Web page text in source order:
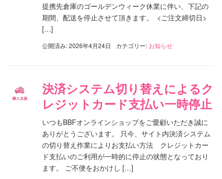
提携先倉庫のゴールデンウィーク休業に伴い、下記の
期間、配送を停止させて頂きます。 <ご注文締切日>
[…]
公開済み: 2026年4月24日 カテゴリー: お知らせ
決済システム切り替えによるク
レジットカード支払い一時停止
いつもBBFオンラインショップをご愛顧いただき誠に
ありがとうございます。 只今、サイト内決済システム
の切り替え作業によりお支払い方法 クレジットカー
ド支払いのご利用が一時的に停止の状態となっており
ます。 ご不便をおかけし […]